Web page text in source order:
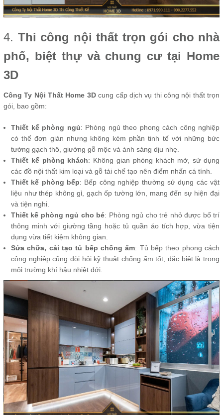
4. Thi công nội thất trọn gói cho nhà
phố, biệt thự và chung cư tại Home
3D
Công Ty Nội Thất Home 3Dcung cấp dịch vụ thi công nội thất trọn
gói, bao gồm:
Thiết kế phòng ngủ: Phòng ngủ theo phong cách công nghiệp
có thể đơn giản nhưng không kém phần tinh tế với những bức
tường gạch thô, giường gỗ mộc và ánh sáng dịu nhẹ.
Thiết kế phòng khách: Không gian phòng khách mở, sử dụng
các đồ nội thất kim loại và gỗ tái chế tạo nên điểm nhấn cá tính.
Thiết kế phòng bếp: Bếp công nghiệp thường sử dụng các vật
liệu như thép không gỉ, gạch ốp tường lớn, mang đến sự hiện đại
và tiện nghi.
Thiết kế phòng ngủ cho bé: Phòng ngủ cho trẻ nhỏ được bố trí
thông minh với giường tầng hoặc tủ quần áo tích hợp, vừa tiện
dụng vừa tiết kiệm không gian.
Sửa chữa, cải tạo tủ bếp chống ẩm: Tủ bếp theo phong cách
công nghiệp cũng đòi hỏi kỹ thuật chống ẩm tốt, đặc biệt là trong
môi trường khí hậu nhiệt đới.